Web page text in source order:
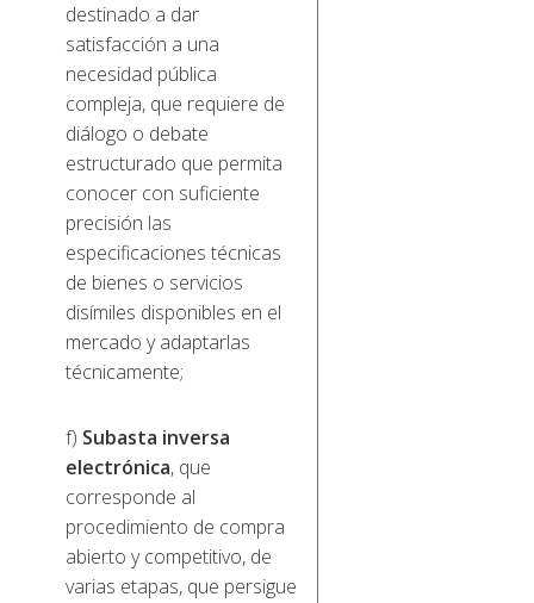
destinado a dar
satisfacción a una
necesidad pública
compleja, que requiere de
diálogo o debate
estructurado que permita
conocer con suficiente
precisión las
especificaciones técnicas
de bienes o servicios
disímiles disponibles en el
mercado y adaptarlas
técnicamente;
f) Subasta inversa
electrónica, que
corresponde al
procedimiento de compra
abierto y competitivo, de
varias etapas, que persigue